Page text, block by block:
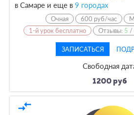
в Самаре и еще в 9 городах
Очная 600 руб/час
1-й урок бесплатно
Отзывы: 5 /
ЗАПИСАТЬСЯ
Свободная
1200 руб
compare_arrows